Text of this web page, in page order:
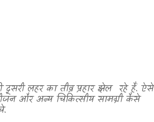
लहर का तीव्र प्रहार झेल रहे हैं. ऐसे
और अन्य चिकित्सीय सामग्री कैसे